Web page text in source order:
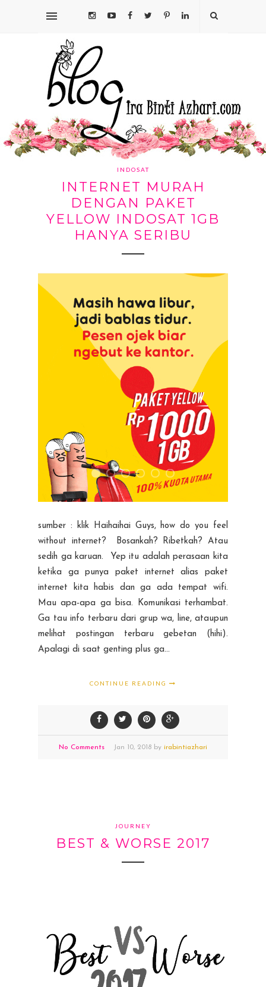
INDOSAT
INTERNET MURAH
DENGAN PAKET
YELLOW INDOSAT 1GB
HANYA SERIBU
sumber : klik Haihaihai Guys, how do you feel
without internet? Bosankah? Ribetkah? Atau
sedih ga karuan. Yep itu adalah perasaan kita
ketika ga punya paket internet alias paket
internet kita habis dan ga ada tempat wifi.
Mau apa-apa ga bisa. Komunikasi terhambat.
Ga tau info terbaru dari grup wa, line, ataupun
melihat postingan terbaru gebetan (hihi).
Apalagi di saat genting plus ga...
CONTINUE READING
No Comments Jan 10, 2018 by irabintiazhari
JOURNEY
BEST & WORSE 2017